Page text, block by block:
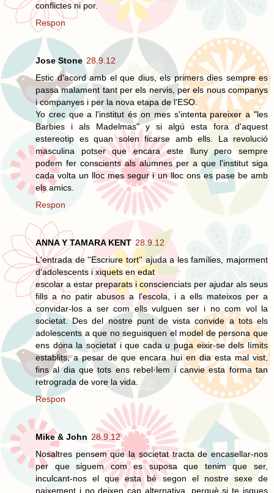
conflictes ni por.
Respon
Jose Stone 28.9.12
Estic d'acord amb el que dius, els primers dies sempre es
passa malament tant per els nervis, per els nous companys
i companyes i per la nova etapa de l'ESO.
Yo crec que a l'institut és on mes s'intenta pareixer a "les
Barbies i als Madelmas" y si algú esta fora d'aquest
estereotip es quan solen ficarse amb ells. La revolució
masculina potser que encara este lluny pero sempre
podem fer conscients als alumnes per a que l'institut siga
cada volta un lloc mes segur i un lloc ons es pase be amb
els amics.
Respon
ANNA Y TAMARA KENT 28.9.12
L'entrada de ''Escriure tort'' ajuda a les famílies, majorment
d'adolescents i xiquets en edat
escolar a estar preparats i conscienciats per ajudar als seus
fills a no patir abusos a l'escola, i a ells mateixos per a
convidar-los a ser com ells vulguen ser i no com vol la
societat. Des del nostre punt de vista convide a tots els
adolescents a que no seguisquen el model de persona que
ens dóna la societat i que cada u puga eixir-se dels límits
establits, a pesar de que encara hui en dia esta mal vist,
fins al dia que tots ens rebel·lem i canvie esta forma tan
retrograda de vore la vida.
Respon
Mike & John 28.9.12
Nosaltres pensem que la societat tracta de encasellar-nos
per que siguem com es suposa que tenim que ser,
inculcant-nos el que esta bé segon el nostre sexe de
naixement i no deixen cap alternativa, perquè si te isques